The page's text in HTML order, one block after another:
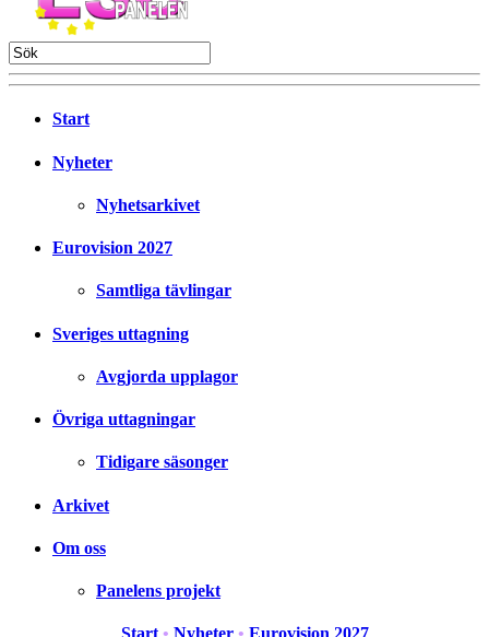
Start
Nyheter
Nyhetsarkivet
Eurovision 2027
Samtliga tävlingar
Sveriges uttagning
Avgjorda upplagor
Övriga uttagningar
Tidigare säsonger
Arkivet
Om oss
Panelens projekt